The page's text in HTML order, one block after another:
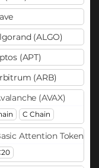
(ALGO)
(APT)
(ARB)
(AVAX)
C Chain
Attention Token